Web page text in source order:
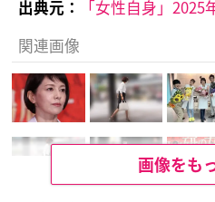
出典元：
「女性自身」
関連画像
画像をも